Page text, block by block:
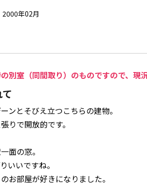
2000年02月
別室（同間取り）のものですので、現
ンとそびえ立つこちらの建物。
りで開放的です。
面の窓。
いいですね。
お部屋が好きになりました。